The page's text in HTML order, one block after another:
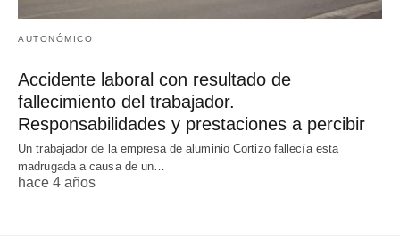
AUTONÓMICO
Accidente laboral con resultado de
fallecimiento del trabajador.
Responsabilidades y prestaciones a percibir
Un trabajador de la empresa de aluminio Cortizo fallecía esta
madrugada a causa de un…
hace 4 años